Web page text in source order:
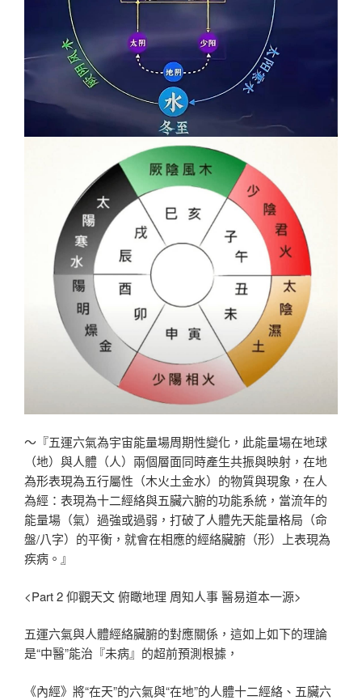
～『五運六氣為宇宙能量場周期性變化，此能量場在地球
（地）與人體（人）兩個層面同時產生共振與映射，在地
為形表現為五行屬性（木火土金水）的物質與現象，在人
為經：表現為十二經絡與五臟六腑的功能系統，當流年的
能量場（氣）過強或過弱，打破了人體先天能量格局（命
盤/八字）的平衡，就會在相應的經絡臟腑（形）上表現為
疾病。』
<Part 2 仰觀天文 俯瞰地理 周知人事 醫易道本一源>
五運六氣與人體經絡臟腑的對應關係，這如上如下的理論
是“中醫”能治『未病』的超前預測根據，
《內經》將“在天”的六氣與“在地”的人體十二經絡、五臟六